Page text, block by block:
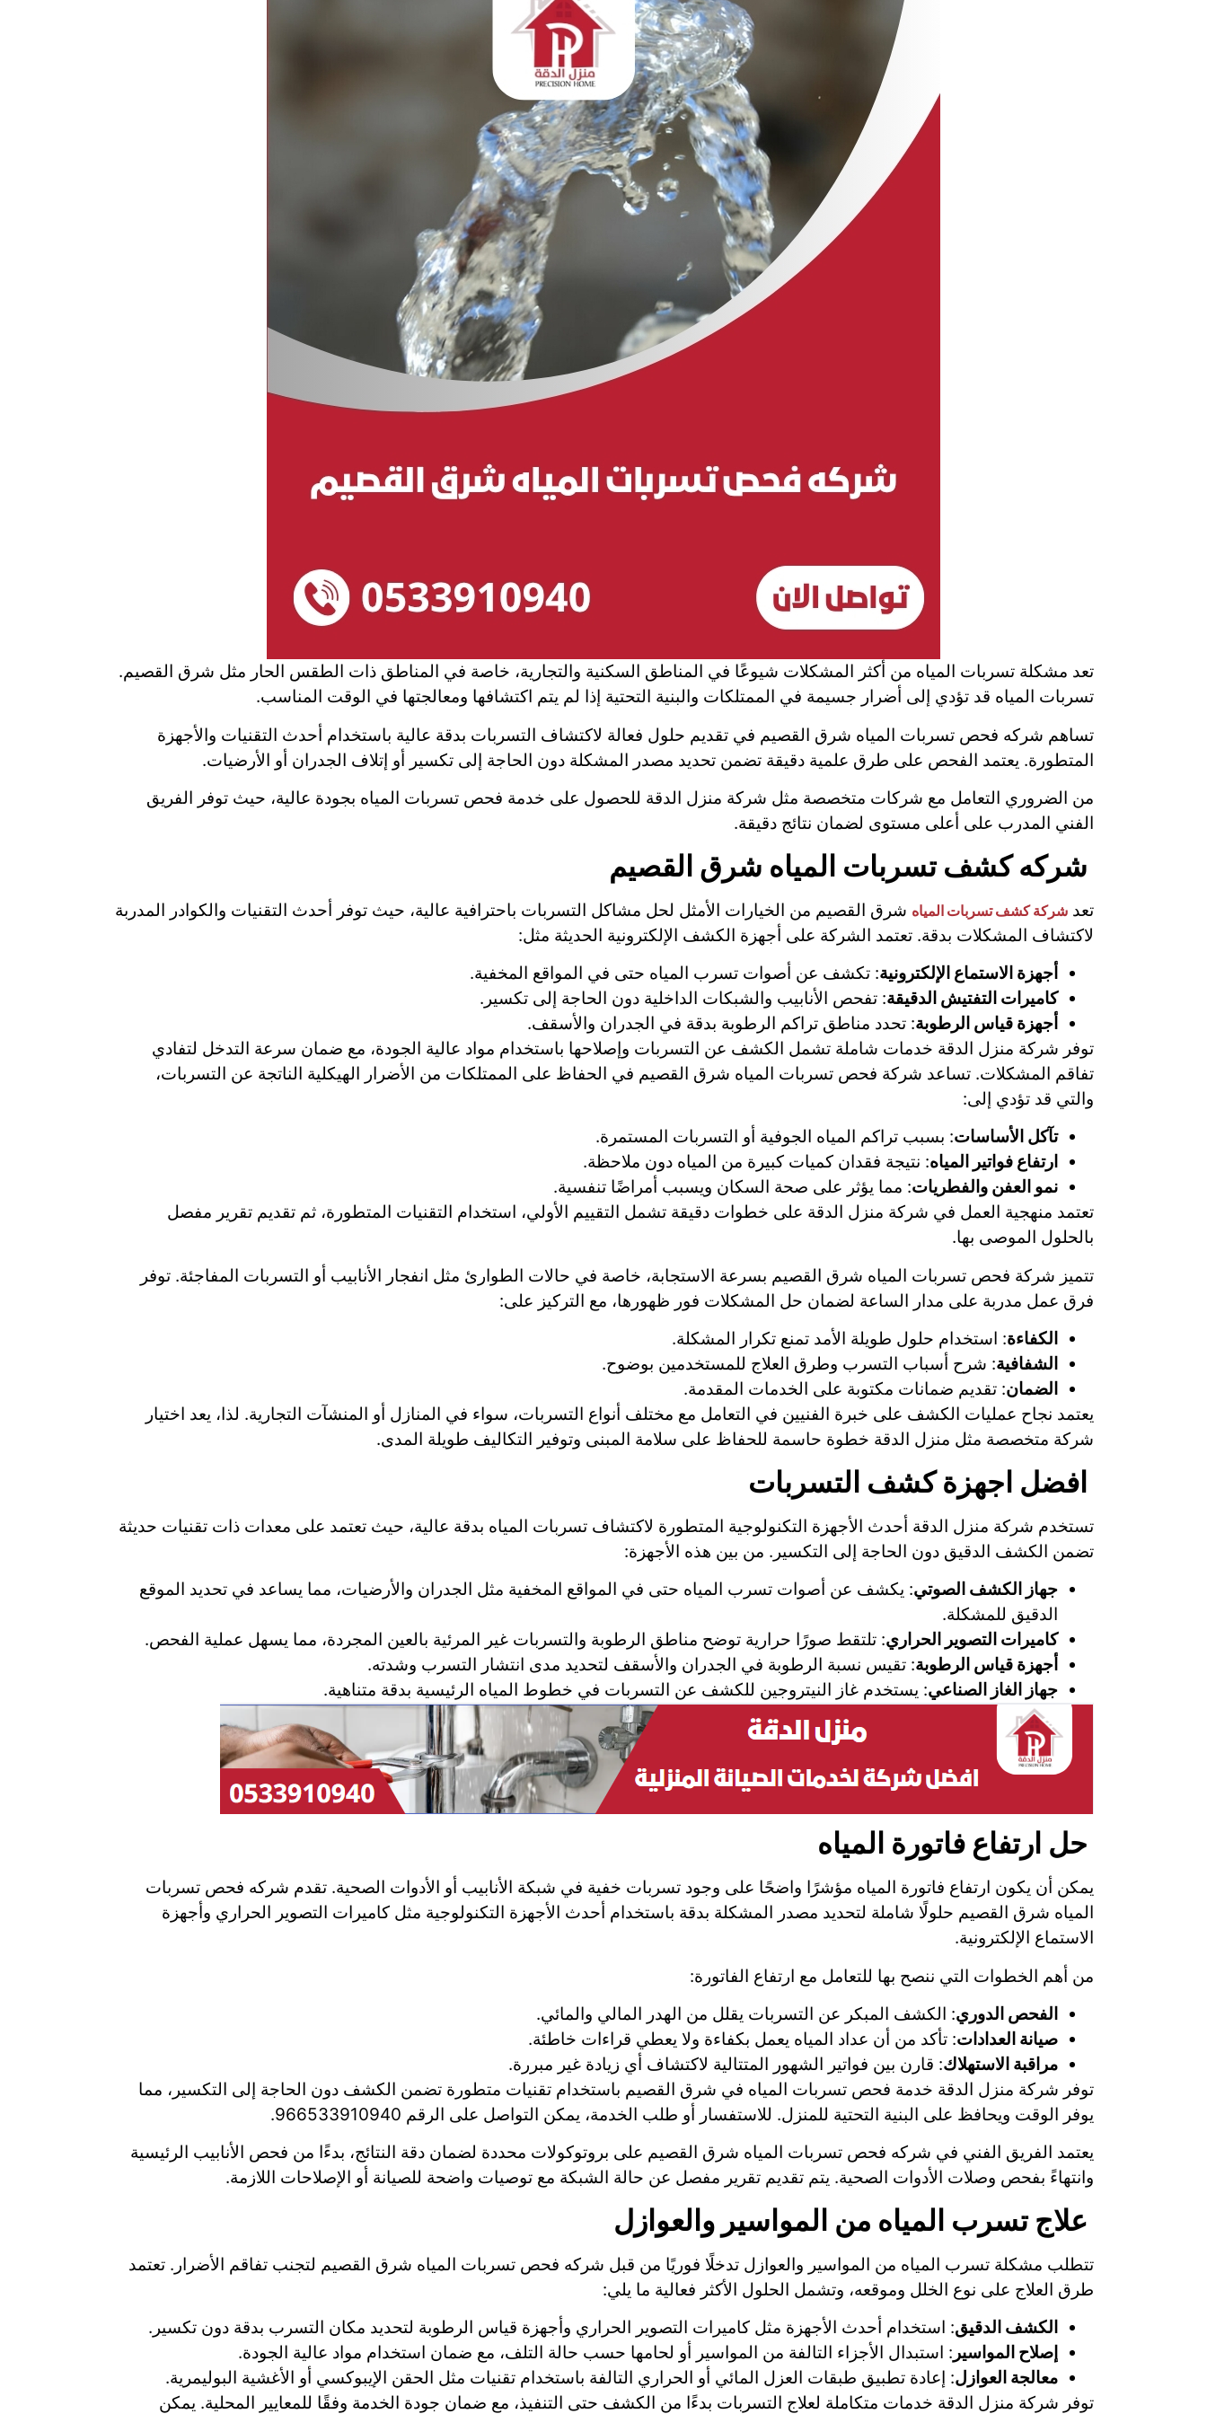
تعد مشكلة تسربات المياه من أكثر المشكلات شيوعًا في المناطق السكنية والتجارية، خاصة في المناطق ذات الطقس الحار مثل شرق القصيم.
تسربات المياه قد تؤدي إلى أضرار جسيمة في الممتلكات والبنية التحتية إذا لم يتم اكتشافها ومعالجتها في الوقت المناسب.
تساهم شركه فحص تسربات المياه شرق القصيم في تقديم حلول فعالة لاكتشاف التسربات بدقة عالية باستخدام أحدث التقنيات والأجهزة
المتطورة. يعتمد الفحص على طرق علمية دقيقة تضمن تحديد مصدر المشكلة دون الحاجة إلى تكسير أو إتلاف الجدران أو الأرضيات.
من الضروري التعامل مع شركات متخصصة مثل شركة منزل الدقة للحصول على خدمة فحص تسربات المياه بجودة عالية، حيث توفر الفريق
الفني المدرب على أعلى مستوى لضمان نتائج دقيقة.
شركه كشف تسربات المياه شرق القصيم
تعدشركة كشف تسربات المياه شرق القصيم من الخيارات الأمثل لحل مشاكل التسربات باحترافية عالية، حيث توفر أحدث التقنيات والكوادر المدربة
لاكتشاف المشكلات بدقة. تعتمد الشركة على أجهزة الكشف الإلكترونية الحديثة مثل:
أجهزة الاستماع الإلكترونية: تكشف عن أصوات تسرب المياه حتى في المواقع المخفية.
كاميرات التفتيش الدقيقة: تفحص الأنابيب والشبكات الداخلية دون الحاجة إلى تكسير.
أجهزة قياس الرطوبة: تحدد مناطق تراكم الرطوبة بدقة في الجدران والأسقف.
توفر شركة منزل الدقة خدمات شاملة تشمل الكشف عن التسربات وإصلاحها باستخدام مواد عالية الجودة، مع ضمان سرعة التدخل لتفادي
تفاقم المشكلات. تساعد شركة فحص تسربات المياه شرق القصيم في الحفاظ على الممتلكات من الأضرار الهيكلية الناتجة عن التسربات،
والتي قد تؤدي إلى:
تآكل الأساسات: بسبب تراكم المياه الجوفية أو التسربات المستمرة.
ارتفاع فواتير المياه: نتيجة فقدان كميات كبيرة من المياه دون ملاحظة.
نمو العفن والفطريات: مما يؤثر على صحة السكان ويسبب أمراضًا تنفسية.
تعتمد منهجية العمل في شركة منزل الدقة على خطوات دقيقة تشمل التقييم الأولي، استخدام التقنيات المتطورة، ثم تقديم تقرير مفصل
بالحلول الموصى بها.
تتميز شركة فحص تسربات المياه شرق القصيم بسرعة الاستجابة، خاصة في حالات الطوارئ مثل انفجار الأنابيب أو التسربات المفاجئة. توفر
فرق عمل مدربة على مدار الساعة لضمان حل المشكلات فور ظهورها، مع التركيز على:
الكفاءة: استخدام حلول طويلة الأمد تمنع تكرار المشكلة.
الشفافية: شرح أسباب التسرب وطرق العلاج للمستخدمين بوضوح.
الضمان: تقديم ضمانات مكتوبة على الخدمات المقدمة.
يعتمد نجاح عمليات الكشف على خبرة الفنيين في التعامل مع مختلف أنواع التسربات، سواء في المنازل أو المنشآت التجارية. لذا، يعد اختيار
شركة متخصصة مثل منزل الدقة خطوة حاسمة للحفاظ على سلامة المبنى وتوفير التكاليف طويلة المدى.
افضل اجهزة كشف التسربات
تستخدم شركة منزل الدقة أحدث الأجهزة التكنولوجية المتطورة لاكتشاف تسربات المياه بدقة عالية، حيث تعتمد على معدات ذات تقنيات حديثة
تضمن الكشف الدقيق دون الحاجة إلى التكسير. من بين هذه الأجهزة:
جهاز الكشف الصوتي: يكشف عن أصوات تسرب المياه حتى في المواقع المخفية مثل الجدران والأرضيات، مما يساعد في تحديد الموقع
الدقيق للمشكلة.
كاميرات التصوير الحراري: تلتقط صورًا حرارية توضح مناطق الرطوبة والتسربات غير المرئية بالعين المجردة، مما يسهل عملية الفحص.
أجهزة قياس الرطوبة: تقيس نسبة الرطوبة في الجدران والأسقف لتحديد مدى انتشار التسرب وشدته.
جهاز الغاز الصناعي: يستخدم غاز النيتروجين للكشف عن التسربات في خطوط المياه الرئيسية بدقة متناهية.
حل ارتفاع فاتورة المياه
يمكن أن يكون ارتفاع فاتورة المياه مؤشرًا واضحًا على وجود تسربات خفية في شبكة الأنابيب أو الأدوات الصحية. تقدم شركه فحص تسربات
المياه شرق القصيم حلولًا شاملة لتحديد مصدر المشكلة بدقة باستخدام أحدث الأجهزة التكنولوجية مثل كاميرات التصوير الحراري وأجهزة
الاستماع الإلكترونية.
من أهم الخطوات التي ننصح بها للتعامل مع ارتفاع الفاتورة:
الفحص الدوري: الكشف المبكر عن التسربات يقلل من الهدر المالي والمائي.
صيانة العدادات: تأكد من أن عداد المياه يعمل بكفاءة ولا يعطي قراءات خاطئة.
مراقبة الاستهلاك: قارن بين فواتير الشهور المتتالية لاكتشاف أي زيادة غير مبررة.
توفر شركة منزل الدقة خدمة فحص تسربات المياه في شرق القصيم باستخدام تقنيات متطورة تضمن الكشف دون الحاجة إلى التكسير، مما
يوفر الوقت ويحافظ على البنية التحتية للمنزل. للاستفسار أو طلب الخدمة، يمكن التواصل على الرقم 966533910940.
يعتمد الفريق الفني في شركه فحص تسربات المياه شرق القصيم على بروتوكولات محددة لضمان دقة النتائج، بدءًا من فحص الأنابيب الرئيسية
وانتهاءً بفحص وصلات الأدوات الصحية. يتم تقديم تقرير مفصل عن حالة الشبكة مع توصيات واضحة للصيانة أو الإصلاحات اللازمة.
علاج تسرب المياه من المواسير والعوازل
تتطلب مشكلة تسرب المياه من المواسير والعوازل تدخلًا فوريًا من قبل شركه فحص تسربات المياه شرق القصيم لتجنب تفاقم الأضرار. تعتمد
طرق العلاج على نوع الخلل وموقعه، وتشمل الحلول الأكثر فعالية ما يلي:
الكشف الدقيق: استخدام أحدث الأجهزة مثل كاميرات التصوير الحراري وأجهزة قياس الرطوبة لتحديد مكان التسرب بدقة دون تكسير.
إصلاح المواسير : استبدال الأجزاء التالفة من المواسير أو لحامها حسب حالة التلف، مع ضمان استخدام مواد عالية الجودة.
معالجة العوازل: إعادة تطبيق طبقات العزل المائي أو الحراري التالفة باستخدام تقنيات مثل الحقن الإيبوكسي أو الأغشية البوليمرية.
توفر شركة منزل الدقة خدمات متكاملة لعلاج التسربات بدءًا من الكشف حتى التنفيذ، مع ضمان جودة الخدمة وفقًا للمعايير المحلية. يمكن